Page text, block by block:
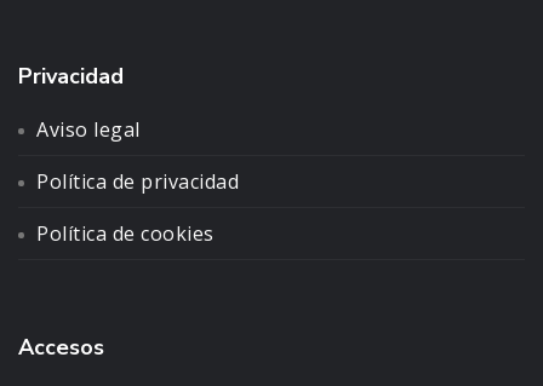
Privacidad
Aviso legal
Política de privacidad
Política de cookies
Accesos